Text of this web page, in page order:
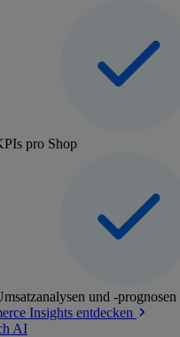
pro Shop
und -prognosen
Insights entdecken
AI